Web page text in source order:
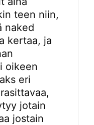
teen niin,
naked
kertaa, ja
oikeen
eri
jotain
jostain